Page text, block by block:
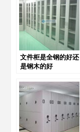
文件柜是全钢的好还
是钢木的好